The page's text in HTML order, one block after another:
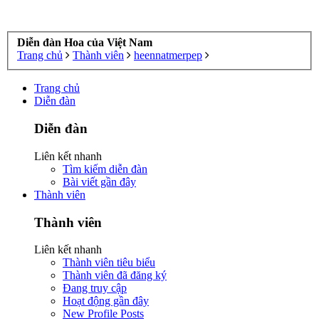
Diễn đàn Hoa của Việt Nam
Trang chủ
Thành viên heennatmerpep
Trang chủ
Diễn đàn
Diễn đàn
Liên kết nhanh
Tìm kiếm diễn đàn
Bài viết gần đây
Thành viên
Thành viên
Liên kết nhanh
Thành viên tiêu biểu
Thành viên đã đăng ký
Đang truy cập
Hoạt động gần đây
New Profile Posts